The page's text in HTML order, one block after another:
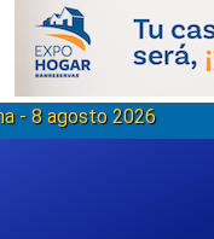
- 8 agosto 2026